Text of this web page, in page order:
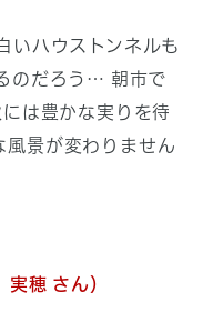
ハウストンネルも
のだろう… 朝市で
は豊かな実りを待
景が変わりません
穂 さん）